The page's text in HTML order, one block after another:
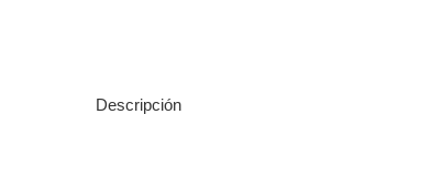
Descripción